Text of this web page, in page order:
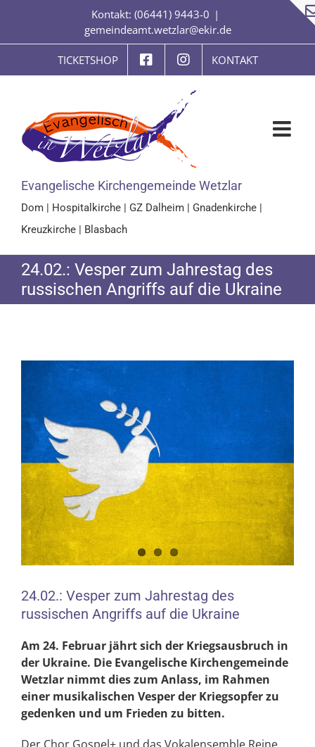
springen
Kontakt: (06441) 9443-0 |
gemeindeamt.wetzlar@ekir.de
TICKETSHOP KONTAKT
Evangelische Kirchengemeinde Wetzlar
Dom | Hospitalkirche | GZ Dalheim | Gnadenkirche |
Kreuzkirche | Blasbach
24.02.: Vesper zum Jahrestag des
russischen Angriffs auf die Ukraine
24.02.: Vesper zum Jahrestag des
russischen Angriffs auf die Ukraine
Am 24. Februar jährt sich der Kriegsausbruch in
der Ukraine. Die Evangelische Kirchengemeinde
Wetzlar nimmt dies zum Anlass, im Rahmen
einer musikalischen Vesper der Kriegsopfer zu
gedenken und um Frieden zu bitten.